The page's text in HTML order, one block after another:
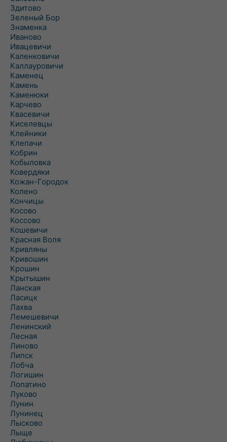
Здитово
Зеленый Бор
Знаменка
Иваново
Ивацевичи
Каленковичи
Каллауровичи
Каменец
Камень
Каменюки
Карчево
Квасевичи
Киселевцы
Клейники
Клепачи
Кобрин
Кобыловка
Ковердяки
Кожан-Городок
Колено
Кончицы
Косово
Коссово
Кошевичи
Красная Воля
Кривляны
Кривошин
Крошин
Крытышин
Ланская
Ласицк
Лахва
Лемешевичи
Ленинский
Лесная
Линово
Липск
Лобча
Логишин
Лопатино
Луково
Лунин
Лунинец
Лысково
Лыще